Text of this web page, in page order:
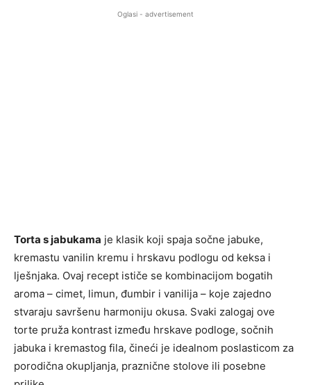
Oglasi - advertisement
Torta s jabukama je klasik koji spaja sočne jabuke,
kremastu vanilin kremu i hrskavu podlogu od keksa i
lješnjaka. Ovaj recept ističe se kombinacijom bogatih
aroma – cimet, limun, đumbir i vanilija – koje zajedno
stvaraju savršenu harmoniju okusa. Svaki zalogaj ove
torte pruža kontrast između hrskave podloge, sočnih
jabuka i kremastog fila, čineći je idealnom poslasticom za
porodična okupljanja, praznične stolove ili posebne